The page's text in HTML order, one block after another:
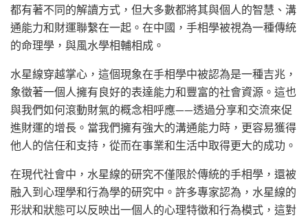
都有著不同的解讀方式，但大多數都將其與個人的智慧、溝
通能力和財運聯繫在一起。在中國，手相學被視為一種傳統
的命理學，與風水學相輔相成。
水星線穿越掌心，這個現象在手相學中被認為是一種吉兆，
象徵著一個人擁有良好的表達能力和豐富的社會資源。這也
與我們如何滾動財氣的概念相呼應——透過分享和交流來促
進財運的增長。當我們擁有強大的溝通能力時，更容易獲得
他人的信任和支持，從而在事業和生活中取得更大的成功。
在現代社會中，水星線的研究不僅限於傳統的手相學，還被
融入到心理學和行為學的研究中。許多專家認為，水星線的
形狀和狀態可以反映出一個人的心理特徵和行為模式，這對